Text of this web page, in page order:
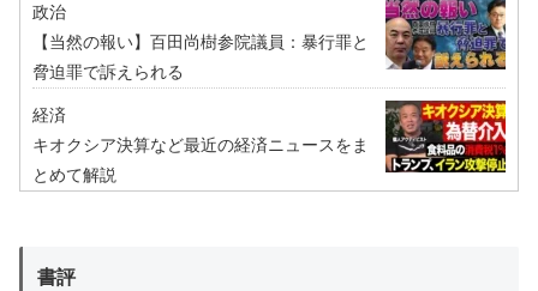
政治
【当然の報い】百田尚樹参院議員：暴行罪と
脅迫罪で訴えられる
経済
キオクシア決算など最近の経済ニュースをま
とめて解説
書評